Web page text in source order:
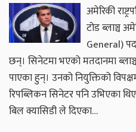
अमेरिकी
टोड ब्लाञ्च
General)
छन्। सिनेटमा भएको मतदानमा
पाएका हुन्। उनको नियुक्तिको
रिपब्लिकन सिनेटर पनि उभिएका
बिल क्यासिडी ले दिएका…